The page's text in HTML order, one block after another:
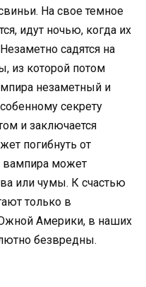
На свое темное
идут ночью, когда их
садятся на
из которой потом
незаметный и
секрету
и заключается
погибнуть от
вампира может
или чумы. К счастью
только в
Америки, в наших
безвредны.